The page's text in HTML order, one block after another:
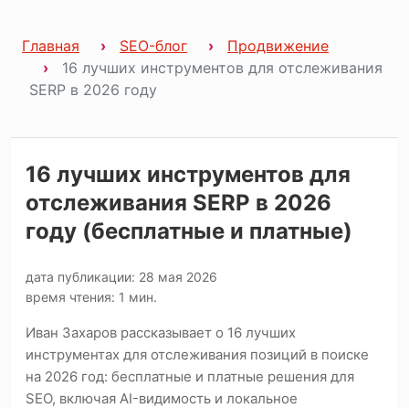
Главная SEO-блог
Продвижение
16 лучших инструментов для отслеживания
SERP в 2026 году
16 лучших инструментов для
отслеживания SERP в 2026
году (бесплатные и платные)
дата публикации: 28 мая 2026
время чтения: 1 мин.
Иван Захаров рассказывает о 16 лучших
инструментах для отслеживания позиций в поиске
на 2026 год: бесплатные и платные решения для
SEO, включая AI-видимость и локальное